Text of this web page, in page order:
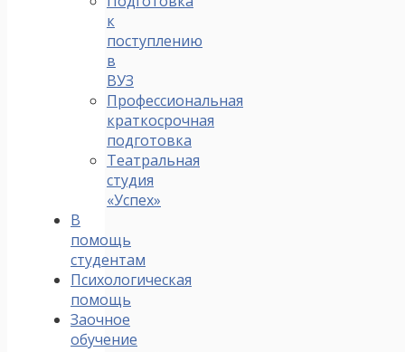
к
поступлению
в
ВУЗ
Профессиональная
краткосрочная
подготовка
Театральная
студия
«Успех»
В
помощь
студентам
Психологическая
помощь
Заочное
обучение